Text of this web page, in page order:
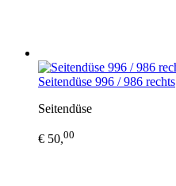
Seitendüse 996 / 986 rechts
Seitendüse
€ 50,00